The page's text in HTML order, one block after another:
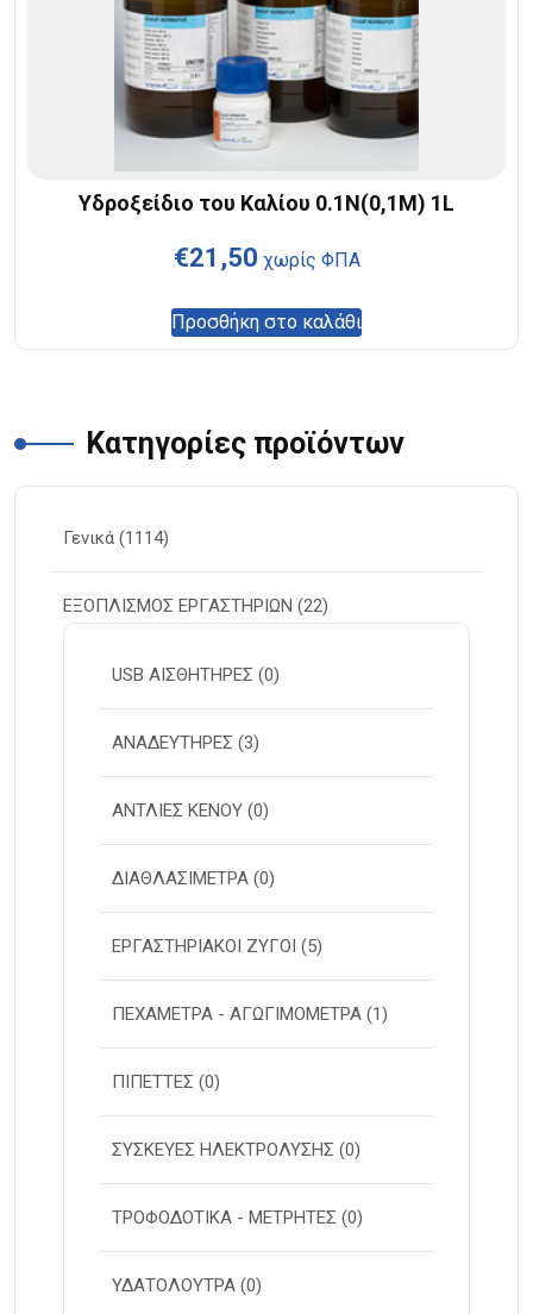
Υδροξείδιο του Καλίου 0.1N(0,1M) 1L
€21,50 χωρίς ΦΠΑ
Προσθήκη στο καλάθι
Κατηγορίες προϊόντων
Γενικά (1114)
ΕΞΟΠΛΙΣΜΟΣ ΕΡΓΑΣΤΗΡΙΩΝ (22)
USB ΑΙΣΘΗΤΗΡΕΣ (0)
ΑΝΑΔΕΥΤΗΡΕΣ (3)
ΑΝΤΛΙΕΣ ΚΕΝΟΥ (0)
ΔΙΑΘΛΑΣΙΜΕΤΡΑ (0)
ΕΡΓΑΣΤΗΡΙΑΚΟΙ ΖΥΓΟΙ (5)
ΠΕΧΑΜΕΤΡΑ - ΑΓΩΓΙΜΟΜΕΤΡΑ (1)
ΠΙΠΕΤΤΕΣ (0)
ΣΥΣΚΕΥΕΣ ΗΛΕΚΤΡΟΛΥΣΗΣ (0)
ΤΡΟΦΟΔΟΤΙΚΑ - ΜΕΤΡΗΤΕΣ (0)
ΥΔΑΤΟΛΟΥΤΡΑ (0)